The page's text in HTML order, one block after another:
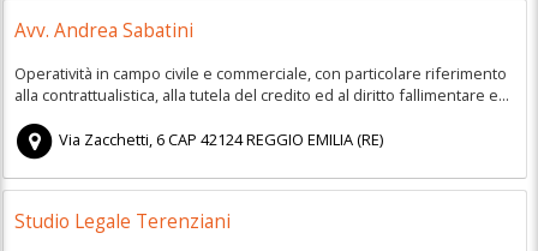
Avv. Andrea Sabatini
Operatività in campo civile e commerciale, con particolare riferimento
alla contrattualistica, alla tutela del credito ed al diritto fallimentare e...
Via Zacchetti, 6CAP42124REGGIO EMILIA(RE)
Studio Legale Terenziani